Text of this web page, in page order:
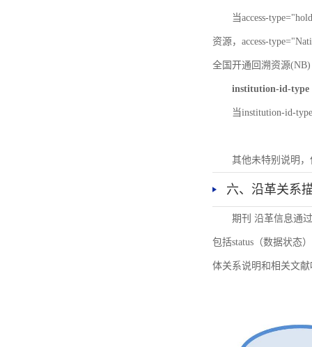
当access-
资源，access-
全国开通回溯资源(NB)
institution-id-type
当institution-id-
其他未特别说明
六、沿革关系
期刊 沿革信息通
包括status（数据状态
体关系说明和相关文